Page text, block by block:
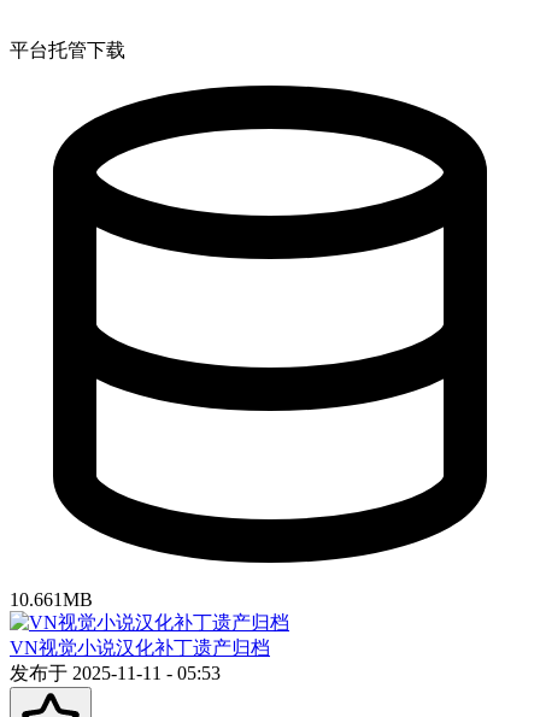
平台托管下载
10.661MB
VN视觉小说汉化补丁遗产归档
发布于 2025-11-11 - 05:53